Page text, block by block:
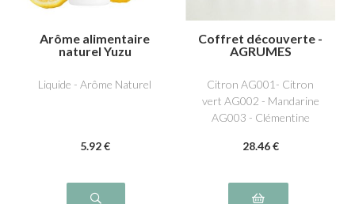
Arôme alimentaire
naturel Yuzu
Liquide - Arôme Naturel
5.92 €
Coffret découverte -
AGRUMES
Citron AG001- Citron
vert AG002 - Mandarine
AG003 - Clémentine
Pamplemousse AG005
28.46 €